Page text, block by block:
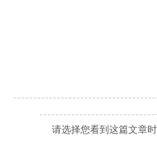
请选择您看到这篇文章